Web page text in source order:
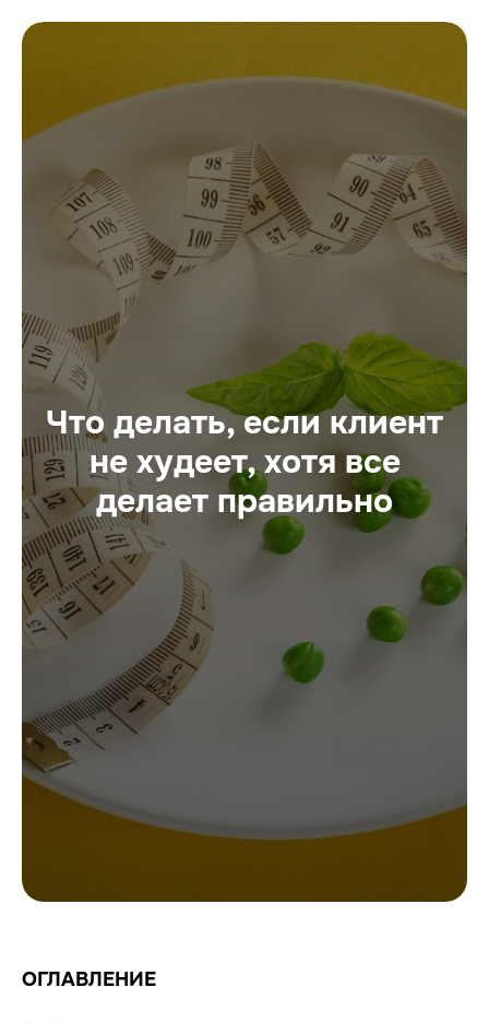
Что делать, если клиент
не худеет, хотя все
делает правильно
ОГЛАВЛЕНИЕ